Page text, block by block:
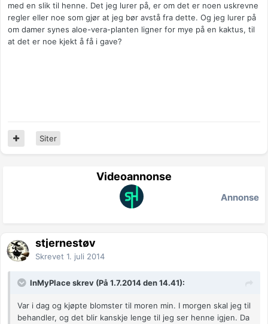
med en slik til henne. Det jeg lurer på, er om det er noen uskrevne
regler eller noe som gjør at jeg bør avstå fra dette. Og jeg lurer på
om damer synes aloe-vera-planten ligner for mye på en kaktus, til
at det er noe kjekt å få i gave?
Siter
Videoannonse
Annonse
stjernestøv
Skrevet 1. juli 2014
InMyPlace skrev (På 1.7.2014 den 14.41):
Var i dag og kjøpte blomster til moren min. I morgen skal jeg til
behandler, og det blir kanskje lenge til jeg ser henne igjen. Da